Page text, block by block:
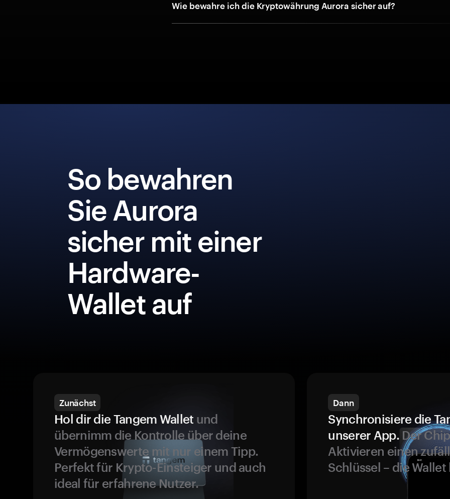
Wie bewahre ich die Kryptowährung Aurora sicher auf?
So bewahren
Sie Aurora
sicher mit einer
Hardware-
Wallet auf
Zunächst
Hol dir die Tangem Wallet und
übernimm die Kontrolle über deine
Vermögenswerte mit nur einem Tipp.
Perfekt für Krypto-Einsteiger und auch
ideal für erfahrene Nutzer.
Dann
Synchronisiere die
unserer App.Der
Aktivieren einen
Schlüssel – die